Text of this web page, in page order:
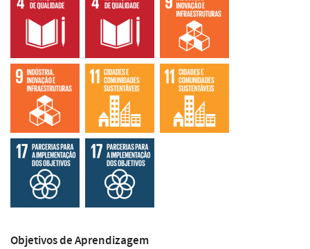
Objetivos de Aprendizagem